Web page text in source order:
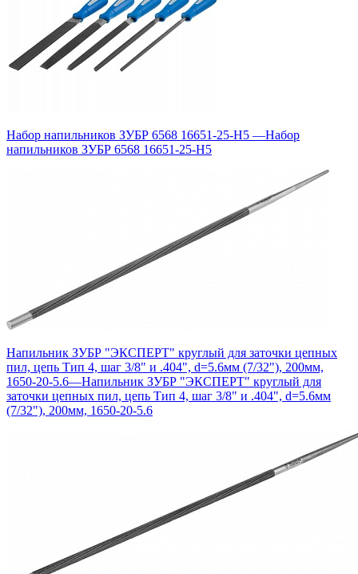
Набор напильников ЗУБР 6568 16651-25-H5 —Набор
напильников ЗУБР 6568 16651-25-H5
Напильник ЗУБР "ЭКСПЕРТ" круглый для заточки цепных
пил, цепь Тип 4, шаг 3/8" и .404", d=5.6мм (7/32"), 200мм,
1650-20-5.6—Напильник ЗУБР "ЭКСПЕРТ" круглый для
заточки цепных пил, цепь Тип 4, шаг 3/8" и .404", d=5.6мм
(7/32"), 200мм, 1650-20-5.6